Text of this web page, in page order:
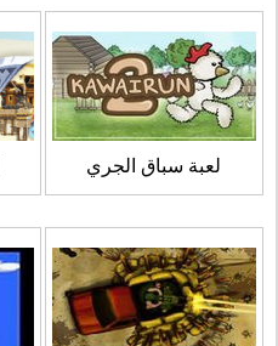
لعبة سباق الجري